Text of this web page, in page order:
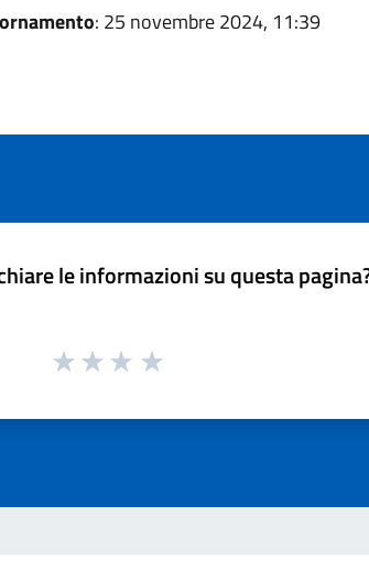
: 25 novembre 2024, 11:39
le informazioni su questa